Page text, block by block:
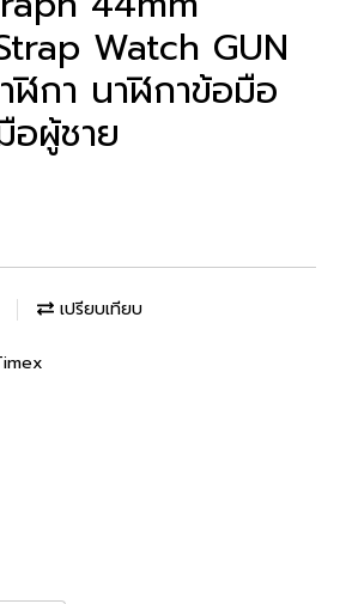
Watch GUN
ฬิกา นาฬิกาข้อมือ
อผู้ชาย
เปรียบเทียบ